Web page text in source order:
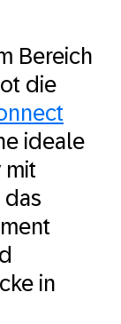
Bereich
die
ideale
mit
das
in